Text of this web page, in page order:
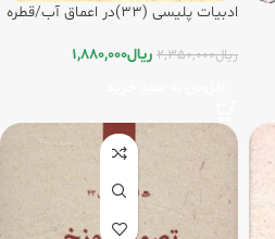
ادبیات پلیسی (33)در اعماق آب/قطره
ریال2,350,000 ریال1,880,000